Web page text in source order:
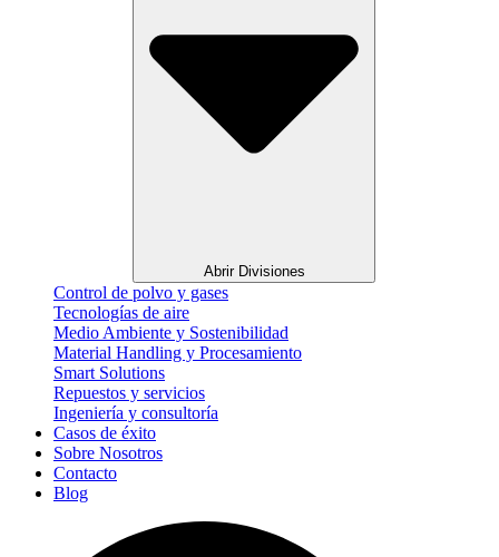
Abrir Divisiones
Control de polvo y gases
Tecnologías de aire
Medio Ambiente y Sostenibilidad
Material Handling y Procesamiento
Smart Solutions
Repuestos y servicios
Ingeniería y consultoría
Casos de éxito
Sobre Nosotros
Contacto
Blog